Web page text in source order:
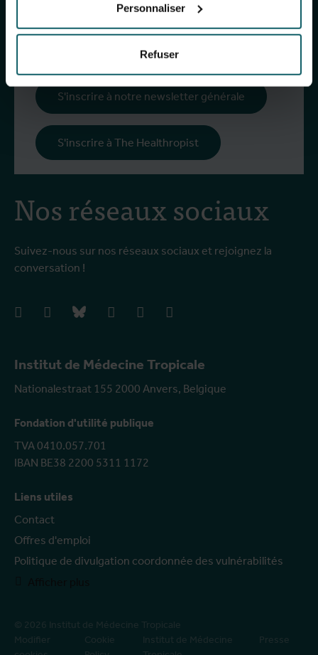
Personnaliser
Refuser
Institut de Médecine Tropicale
Nationalestraat 155 2000 Anvers, Belgique
Fondation d'utilité publique
TVA 0410.057.701
IBAN BE38 2200 5311 1172
Liens utiles
Contact
Offres d'emploi
Politique de divulgation coordonnée des vulnérabilités
Nos réseaux sociaux
Suivez-nous sur nos réseaux sociaux et rejoignez la
conversation !
facebookinstagrambluesky linkedIn youtube
recherches, nos projets, nos idées, nos
événements à venir, nos formations, et bien plus
S'inscrire à notre newsletter générale
S'inscrire à The Healthropist
© 2026 Institut de Médecine Tropicale
Modifier
Cookie
Institut de Médecine
Presse